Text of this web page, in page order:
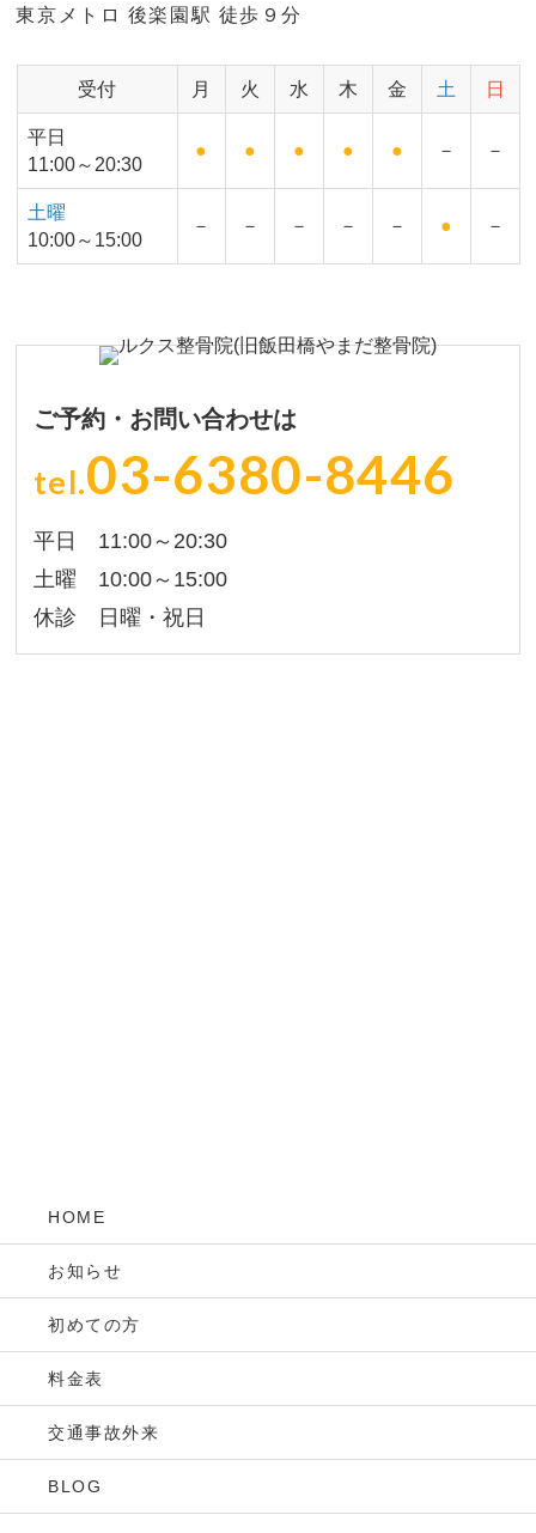
東京メトロ 後楽園駅 徒歩９分
受付 月 火 水 木 金 土 日
平日
11:00～20:30
● ● ● ● ● － －
土曜
10:00～15:00
－ － － － － ● －
ご予約・お問い合わせは
tel.03-6380-8446
平日 11:00～20:30
土曜 10:00～15:00
休診 日曜・祝日
HOME
お知らせ
初めての方
料金表
交通事故外来
BLOG